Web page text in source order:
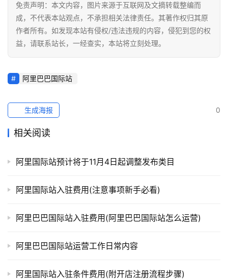
境
导
航
免责声明：本文内容，图片来源于互联网及文摘转载整编而
成，不代表本站观点，不承担相关法律责任。其著作权归其原
作者所有。如发现本站有侵权/违法违规的内容，侵犯到您的权
益，请联系站长，一经查实，本站将立刻处理。
阿里巴巴国际站
0
生成海报
相关阅读
阿里国际站预计将于11月4日起调整发布类目
阿里国际站入驻费用(注意事项新手必看)
阿里巴巴国际站入驻费用(阿里巴巴国际站怎么运营)
阿里巴巴国际站运营工作日常内容
阿里国际站入驻条件费用(附开店注册流程步骤)